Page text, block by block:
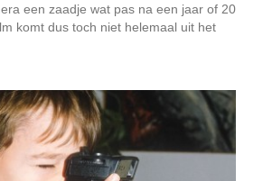
een zaadje wat pas na een jaar of 20
komt dus toch niet helemaal uit het